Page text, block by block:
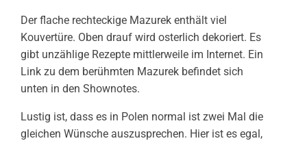
Der flache rechteckige Mazurek enthält viel
Kouvertüre. Oben drauf wird osterlich dekoriert. Es
gibt unzählige Rezepte mittlerweile im Internet. Ein
Link zu dem berühmten Mazurek befindet sich
unten in den Shownotes.
Lustig ist, dass es in Polen normal ist zwei Mal die
gleichen Wünsche auszusprechen. Hier ist es egal,